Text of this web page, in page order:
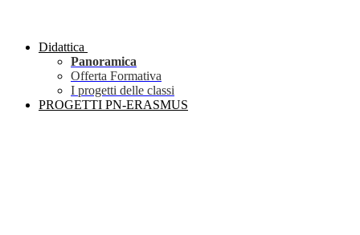
Didattica
Panoramica
Offerta Formativa
I progetti delle classi
PROGETTI PN-ERASMUS